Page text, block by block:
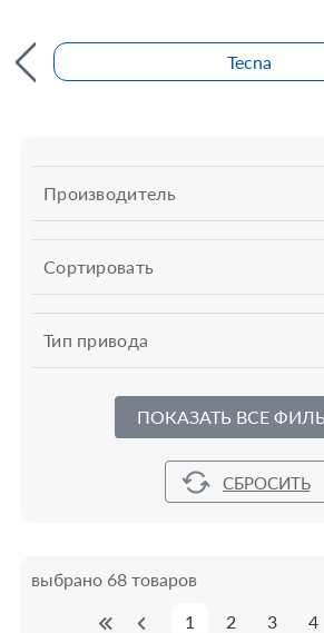
Tecna
Сортировать
Производитель
Тип привода
ПОКАЗАТЬ ВСЕ
выбрано 68 товаров
1
2 3 4